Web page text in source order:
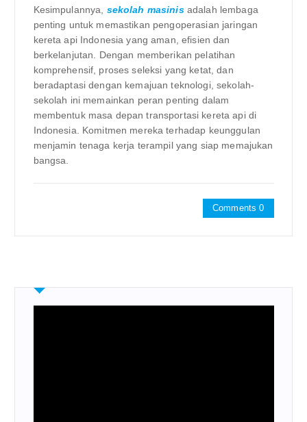
Kesimpulannya, sekolah masinisadalah lembaga
penting untuk memastikan pengoperasian jaringan
kereta api Indonesia yang aman, efisien dan
berkelanjutan. Dengan memberikan pelatihan
komprehensif, proses seleksi yang ketat, dan
beradaptasi dengan kemajuan teknologi, sekolah-
sekolah ini memainkan peran penting dalam
membentuk masa depan transportasi kereta api di
Indonesia. Komitmen mereka terhadap keunggulan
menjamin tenaga kerja terampil yang siap memajukan
bangsa.
Comments 0